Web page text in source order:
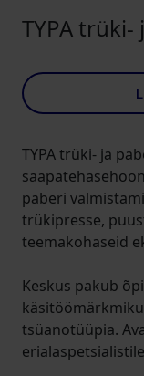
TYPA
TYPA trüki- ja
paberi
trükipresse,
teemakohaseid
Keskus pakub
tsüanotüüpia.